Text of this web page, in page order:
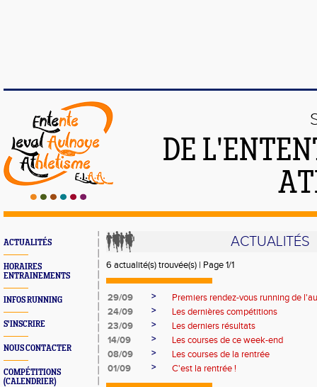
DE
ACTUALITÉS
HORAIRES
ENTRAINEMENTS
INFOS RUNNING
S'INSCRIRE
NOUS CONTACTER
COMPÉTITIONS
(CALENDRIER)
ACTUALITÉS
6 actualité(s) trouvée(s) | Page 1/1
29/09 >
Premiers rendez-vous running de
24/09
>
Les dernières compétitions
23/09
>
Les derniers résultats
14/09
>
Les courses de ce week-end
08/09
>
Les courses de la rentrée
01/09
> C'est la rentrée !